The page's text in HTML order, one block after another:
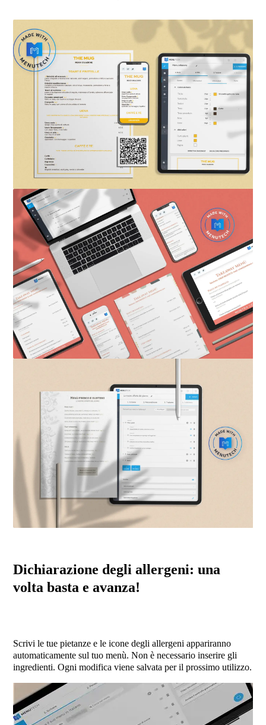
Dichiarazione degli allergeni: una
volta basta e avanza!
Scrivi le tue pietanze e le icone degli allergeni appariranno
automaticamente sul tuo menù. Non è necessario inserire gli
ingredienti. Ogni modifica viene salvata per il prossimo utilizzo.